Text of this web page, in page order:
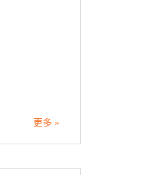
更多 »